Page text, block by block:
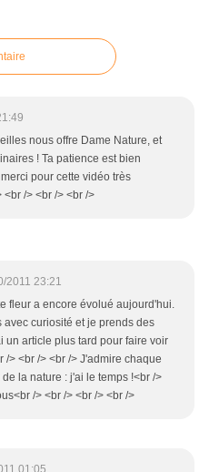
nous offre Dame Nature, et
! Ta patience est bien
pour cette vidéo très
/> <br /> <br />
2011 23:21
fleur a encore évolué aujourd'hui.
avec curiosité et je prends des
un article plus tard pour faire voir
/> <br /> <br /> J'admire chaque
la nature : j'ai le temps !<br />
/> <br /> <br /> <br />
01:05